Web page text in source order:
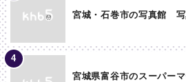
宮城・石巻市の写真館 写
宮城県富谷市のスーパー